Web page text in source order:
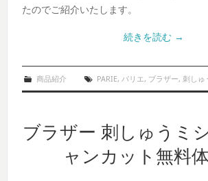
たのでご紹介いたします。
続きを読む →
商品紹介 PARIE,パリエ, ブラザー,刺しゅ
ブラザー 刺しゅうミ
ャンカット無料